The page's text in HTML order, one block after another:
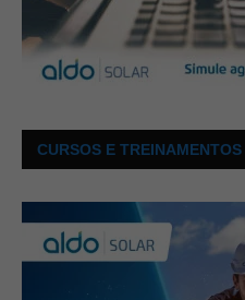
CURSOS E TREINAMENTOS